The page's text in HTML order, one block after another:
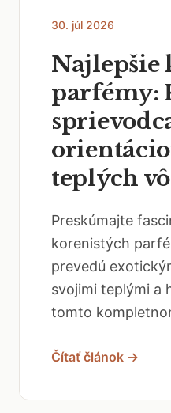
30. júl 2026
Najlepšie
parfémy:
teplých
Preskúmajte
korenistých
prevedú
svojimi teplými a
tomto
Čítať článok →